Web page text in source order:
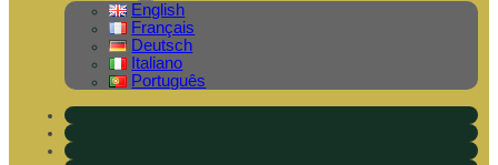
English
Français
Deutsch
Italiano
Português